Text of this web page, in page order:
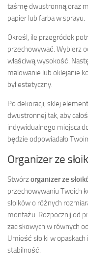
taśmę dwustronną oraz
papier lub farba w sprayu.
Określ, ile przegródek
przechowywać. Wybierz
właściwą wysokość.
malowanie lub oklejanie
był estetyczny.
Po dekoracji, sklej
dwustronnej tak, aby
indywidualnego miejsca
będzie odpowiadało
Organizer ze
Stwórzorganizer ze
przechowywaniu Twoich
słoików o różnych
montażu. Rozpocznij od
zaciskowych w równych
Umieść słoiki w
stabilność.